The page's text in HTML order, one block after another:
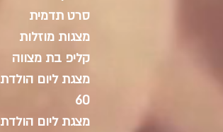
סרט תדמית
מצגות מוזלות
קליפ בת מצווה
מצגת ליום הולדת
60
מצגת ליום הולדת